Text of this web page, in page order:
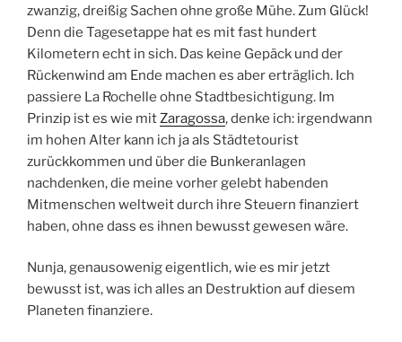
zwanzig, dreißig Sachen ohne große Mühe. Zum Glück!
Denn die Tagesetappe hat es mit fast hundert
Kilometern echt in sich. Das keine Gepäck und der
Rückenwind am Ende machen es aber erträglich. Ich
passiere La Rochelle ohne Stadtbesichtigung. Im
Prinzip ist es wie mitZaragossa, denke ich: irgendwann
im hohen Alter kann ich ja als Städtetourist
zurückkommen und über die Bunkeranlagen
nachdenken, die meine vorher gelebt habenden
Mitmenschen weltweit durch ihre Steuern finanziert
haben, ohne dass es ihnen bewusst gewesen wäre.
Nunja, genausowenig eigentlich, wie es mir jetzt
bewusst ist, was ich alles an Destruktion auf diesem
Planeten finanziere.